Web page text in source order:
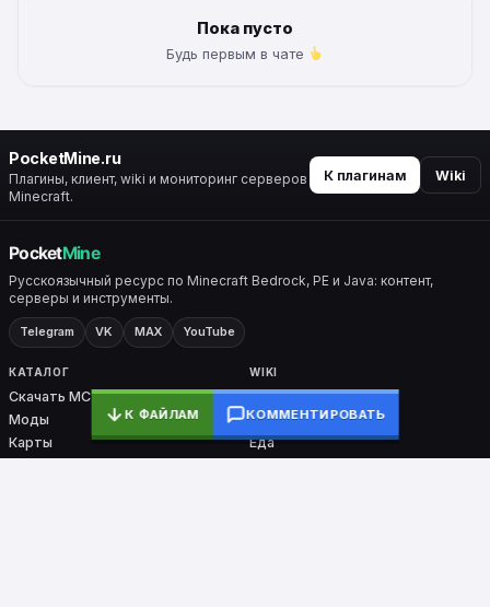
Пока пусто
Будь первым в чате
PocketMine.ru
Плагины, клиент, wiki и мониторинг серверов
Minecraft.
К плагинам Wiki
Русскоязычный ресурс по Minecraft Bedrock, PE и Java: контент,
серверы и инструменты.
Telegram VK MAX YouTube
КАТАЛОГ
Скачать MC
Моды
Карты
WIKI
Все разделы
Крафты
Еда
К ФАЙЛАМ КОММЕНТИРОВАТЬ